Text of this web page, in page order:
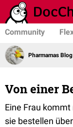
Community
Pharmamas
Von einer
Eine Frau
sie bestellen